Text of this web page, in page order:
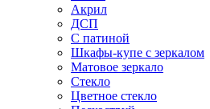
Акрил
ДСП
С патиной
Шкафы-купе с зеркалом
Матовое зеркало
Стекло
Цветное стекло